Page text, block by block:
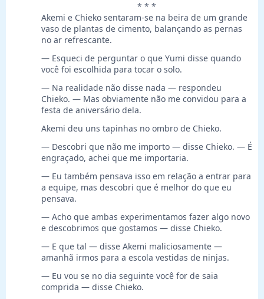
* * *
Akemi e Chieko sentaram-se na beira de um grande
vaso de plantas de cimento, balançando as pernas
no ar refrescante.
— Esqueci de perguntar o que Yumi disse quando
você foi escolhida para tocar o solo.
— Na realidade não disse nada — respondeu
Chieko. — Mas obviamente não me convidou para a
festa de aniversário dela.
Akemi deu uns tapinhas no ombro de Chieko.
— Descobri que não me importo — disse Chieko. — É
engraçado, achei que me importaria.
— Eu também pensava isso em relação a entrar para
a equipe, mas descobri que é melhor do que eu
pensava.
— Acho que ambas experimentamos fazer algo novo
e descobrimos que gostamos — disse Chieko.
— E que tal — disse Akemi maliciosamente —
amanhã irmos para a escola vestidas de ninjas.
— Eu vou se no dia seguinte você for de saia
comprida — disse Chieko.